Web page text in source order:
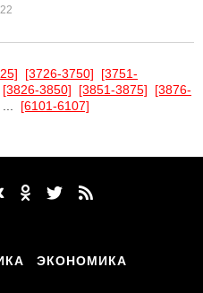
[3726-3750]
[3751-
[3826-3850] [3851-3875]
[3876-
[6101-6107]
ЭКОНОМИКА